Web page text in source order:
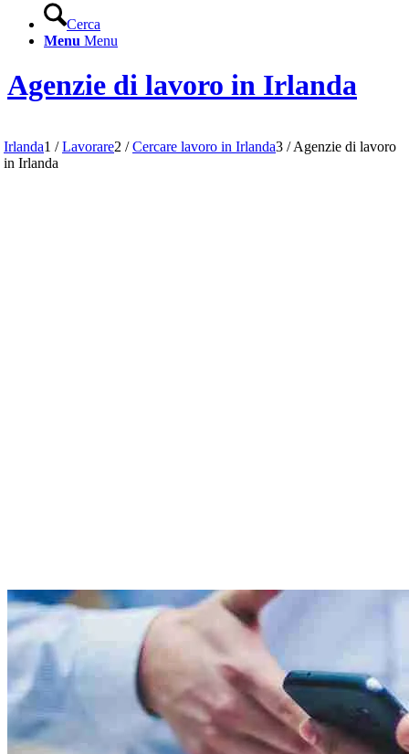
Cerca
Menu Menu
Agenzie di lavoro in Irlanda
Irlanda1 / Lavorare2 / Cercare lavoro in Irlanda3 / Agenzie di lavoro
in Irlanda